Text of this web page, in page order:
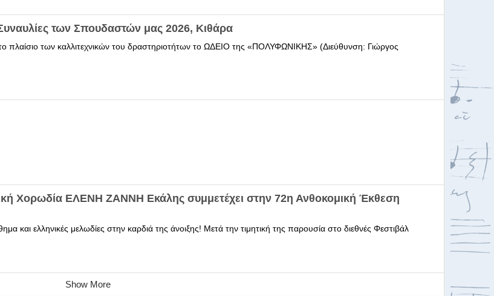
των Σπουδαστών μας 2026, Κιθάρα
των καλλιτεχνικών του δραστηριοτήτων το ΩΔΕΙΟ της «ΠΟΛΥΦΩΝΙΚΗΣ» (Διεύθυνση: Γιώργος
Χορωδία ΕΛΕΝΗ ΖΑΝΝΗ Εκάλης συμμετέχει στην 72η Ανθοκομική Έκθεση
και ελληνικές μελωδίες στην καρδιά της άνοιξης! Μετά την τιμητική της παρουσία στο διεθνές Φεστιβάλ
Show More